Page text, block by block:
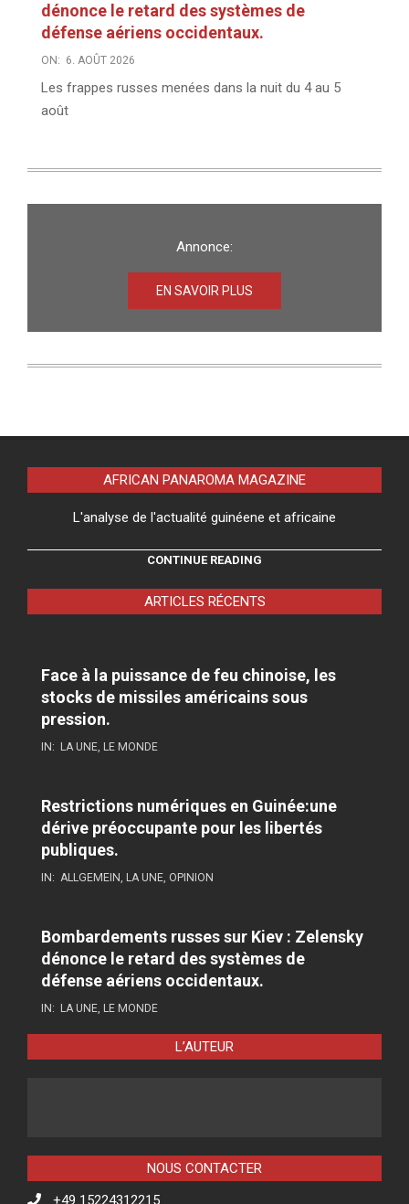
dénonce le retard des systèmes de
défense aériens occidentaux.
ON: 6. AOÛT 2026
Les frappes russes menées dans la nuit du 4 au 5
août
Annonce:
EN SAVOIR PLUS
AFRICAN PANAROMA MAGAZINE
L'analyse de l'actualité guinéene et africaine
CONTINUE READING
ARTICLES RÉCENTS
Face à la puissance de feu chinoise, les
stocks de missiles américains sous
pression.
IN: LA UNE LE MONDE
Restrictions numériques en Guinée:une
dérive préoccupante pour les libertés
publiques.
IN: ALLGEMEIN LA UNE OPINION
Bombardements russes sur Kiev : Zelensky
dénonce le retard des systèmes de
défense aériens occidentaux.
IN: LA UNE LE MONDE
L’AUTEUR
NOUS CONTACTER
+49 15224312215